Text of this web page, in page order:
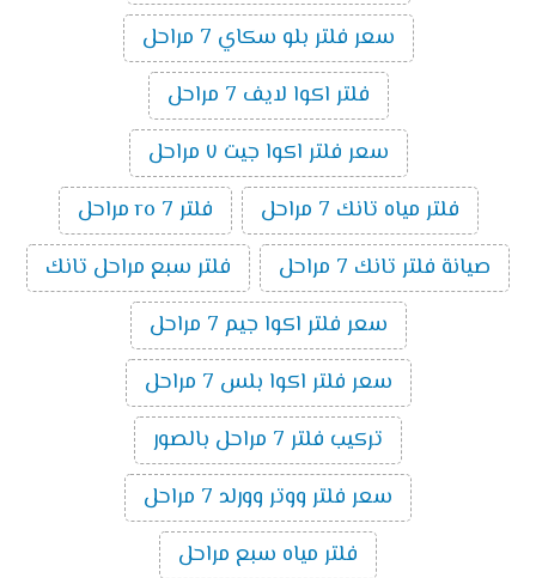
سعر فلتر بلو سكاي 7 مراحل
فلتر اكوا لايف 7 مراحل
سعر فلتر اكوا جيت ٧ مراحل
فلتر مياه تانك 7 مراحل
فلتر ro 7 مراحل
صيانة فلتر تانك 7 مراحل
فلتر سبع مراحل تانك
سعر فلتر اكوا جيم 7 مراحل
سعر فلتر اكوا بلس 7 مراحل
تركيب فلتر 7 مراحل بالصور
سعر فلتر ووتر وورلد 7 مراحل
فلتر مياه سبع مراحل